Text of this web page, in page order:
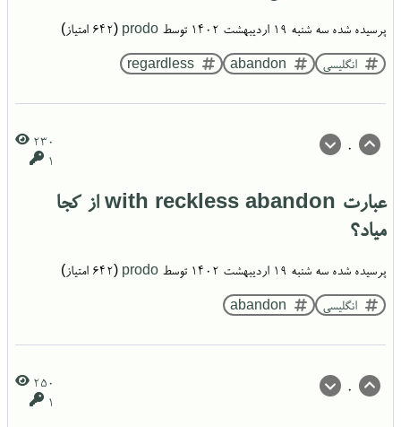
پرسیده شده سه شنبه ۱۹ اردیبهشت ۱۴۰۲ توسط prodo
(
642 امتیاز)
انگلیسی abandon
regardless
0
230
1
عبارت with reckless abandon از کجا
میاد؟
پرسیده شده سه شنبه ۱۹ اردیبهشت ۱۴۰۲ توسط prodo
(
642 امتیاز)
انگلیسی abandon
0
250
1